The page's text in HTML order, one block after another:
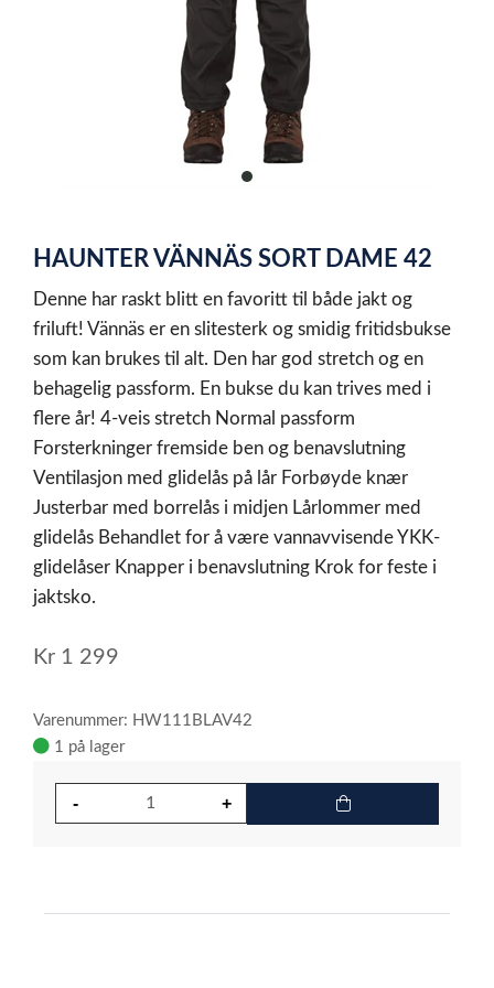
item
of
1
HAUNTER VÄNNÄS SORT DAME 42
Denne har raskt blitt en favoritt til både jakt og
friluft! Vännäs er en slitesterk og smidig fritidsbukse
som kan brukes til alt. Den har god stretch og en
behagelig passform. En bukse du kan trives med i
flere år! 4-veis stretch Normal passform
Forsterkninger fremside ben og benavslutning
Ventilasjon med glidelås på lår Forbøyde knær
Justerbar med borrelås i midjen Lårlommer med
glidelås Behandlet for å være vannavvisende YKK-
glidelåser Knapper i benavslutning Krok for feste i
jaktsko.
Kr 1 299
Varenummer: HW111BLAV42
1 på lager